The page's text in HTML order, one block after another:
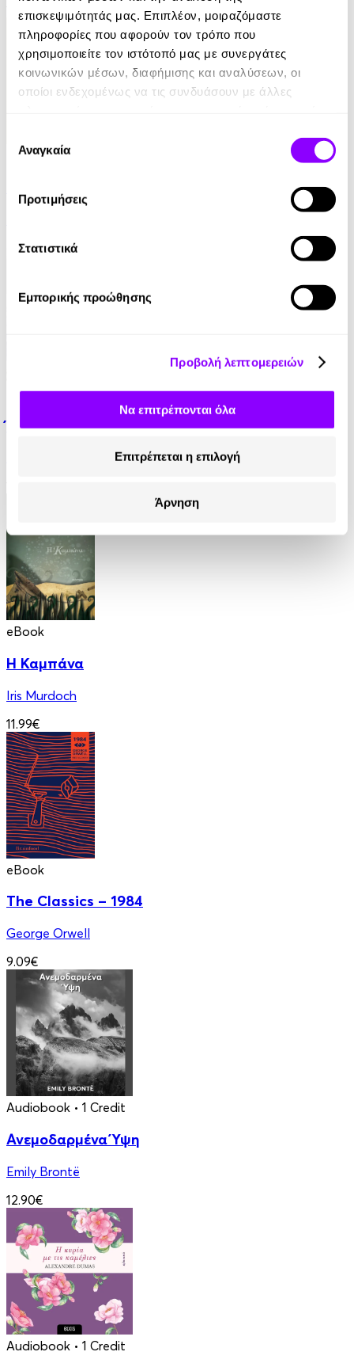
επισκεψιμότητάς μας. Επιπλέον, μοιραζόμαστε
πληροφορίες που αφορούν τον τρόπο που
χρησιμοποιείτε τον ιστότοπό μας με συνεργάτες
κοινωνικών μέσων, διαφήμισης και αναλύσεων, οι
οποίοι ενδεχομένως να τις συνδυάσουν με άλλες
των υπηρεσιών τους.
συγκατάθεσης
Αναγκαία
Προτιμήσεις
Στατιστικά
Εμπορικής προώθησης
Προβολή λεπτομερειών
Να επιτρέπονται όλα
Επιτρέπεται η επιλογή
Άρνηση
11.99€
eBook
6.99€
eBook
Έμμα
eBook
Η Καμπάνα
Iris Murdoch
11.99€
eBook
The Classics – 1984
George Orwell
9.09€
Audiobook • 1 Credit
Ανεμοδαρμένα Ύψη
Emily Brontë
12.90€
Audiobook • 1 Credit